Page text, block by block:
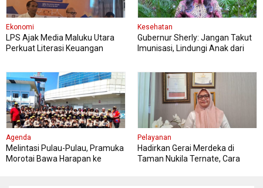
Ekonomi
LPS Ajak Media Maluku Utara
Perkuat Literasi Keuangan
Kesehatan
Gubernur Sherly: Jangan Takut
Imunisasi, Lindungi Anak dari
Agenda
Melintasi Pulau-Pulau, Pramuka
Morotai Bawa Harapan ke
Pelayanan
Hadirkan Gerai Merdeka di
Taman Nukila Ternate, Cara